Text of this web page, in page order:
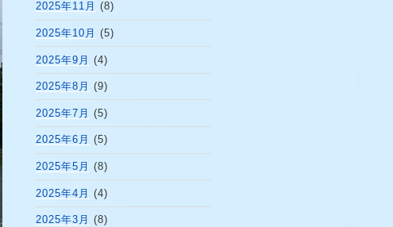
2025年11月 (8)
2025年10月 (5)
2025年9月 (4)
2025年8月 (9)
2025年7月 (5)
2025年6月 (5)
2025年5月 (8)
2025年4月 (4)
2025年3月 (8)